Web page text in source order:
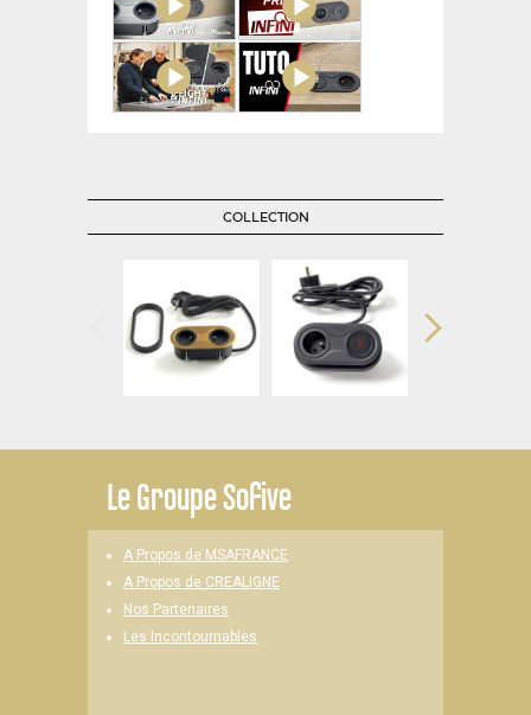
COLLECTION
LeGroupe Sofive
A Propos de MSAFRANCE
A Propos de CREALIGNE
Nos Partenaires
Les Incontournables